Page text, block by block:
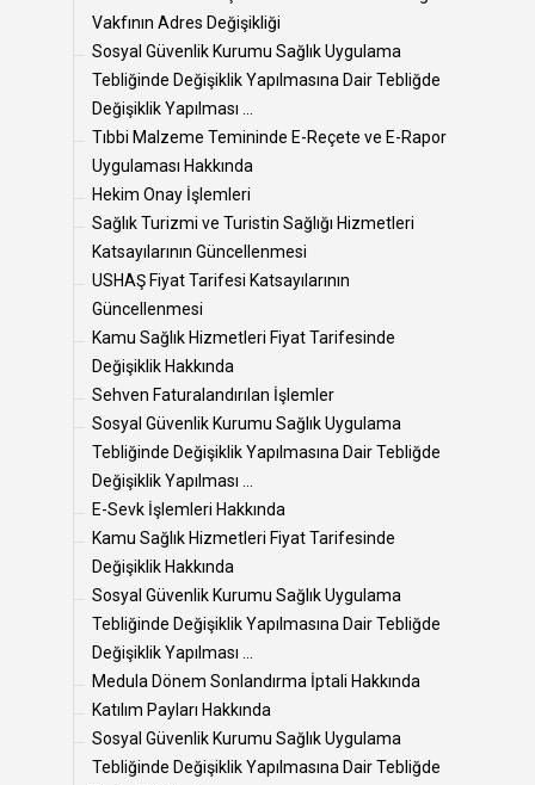
Vakfının Adres Değişikliği
Sosyal Güvenlik Kurumu Sağlık Uygulama
Tebliğinde Değişiklik Yapılmasına Dair Tebliğde
Değişiklik Yapılması ...
Tıbbi Malzeme Temininde E-Reçete ve E-Rapor
Uygulaması Hakkında
Hekim Onay İşlemleri
Sağlık Turizmi ve Turistin Sağlığı Hizmetleri
Katsayılarının Güncellenmesi
USHAŞ Fiyat Tarifesi Katsayılarının
Güncellenmesi
Kamu Sağlık Hizmetleri Fiyat Tarifesinde
Değişiklik Hakkında
Sehven Faturalandırılan İşlemler
Sosyal Güvenlik Kurumu Sağlık Uygulama
Tebliğinde Değişiklik Yapılmasına Dair Tebliğde
Değişiklik Yapılması ...
E-Sevk İşlemleri Hakkında
Kamu Sağlık Hizmetleri Fiyat Tarifesinde
Değişiklik Hakkında
Sosyal Güvenlik Kurumu Sağlık Uygulama
Tebliğinde Değişiklik Yapılmasına Dair Tebliğde
Değişiklik Yapılması ...
Medula Dönem Sonlandırma İptali Hakkında
Katılım Payları Hakkında
Sosyal Güvenlik Kurumu Sağlık Uygulama
Tebliğinde Değişiklik Yapılmasına Dair Tebliğde